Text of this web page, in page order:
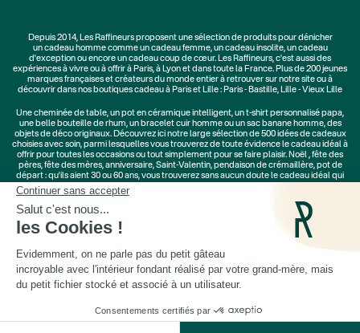
Depuis 2014, Les Raffineurs proposent une sélection de produits pour dénicher
uncadeau hommecomme un cadeau femme, uncadeau insolite, uncadeau
d'exceptionou encore un cadeau coup de cœur. Les Raffineurs, c'est aussi des
expériences à vivreou à offrir à Paris, à Lyon et dans toute la France. Plus de200 jeunes
marquesfrançaises et créateurs du monde entier à retrouver sur notre site ou à
découvrir dans nos boutiques cadeau à Paris et Lille : Paris - Bastille, Lille - Vieux Lille
Unecheminée de table, unpot en céramique intelligent, unt-shirt personnalisé papa,
une belle bouteille de rhum, un bracelet cuir hommeou unsac banane homme, des
objets de déco originaux. Découvrez ici notre large sélection de500 idées de cadeaux
choisies avec soin, parmi lesquelles vous trouverez de toute évidence le cadeau idéal à
offrir pour toutes les occasions ou tout simplement pour se faire plaisir. Noël,fête des
pères,fête des mères,anniversaire,Saint-Valentin,pendaison de crémaillère, pot de
départ : qu'ils aient 30 ou 60 ans, vous trouverez sans aucun doute le cadeau idéal qui
Cadeaux Saint-Valentin Cadeaux Fête des Mères
Cadeaux Fête des Pères
Cadeaux Fête des Grands-Pères Cadeaux Secret Santa